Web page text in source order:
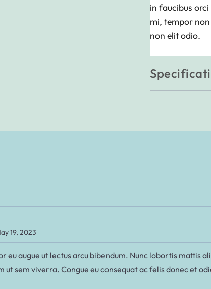
in faucibus
mi, tempor
non elit odio.
19, 2023
eu augue ut lectus arcu bibendum. Nunc lobortis mattis
ut sem viverra. Congue eu consequat ac felis donec et